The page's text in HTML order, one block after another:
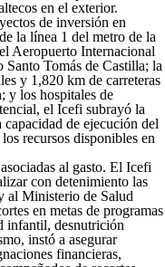
en el exterior.
de inversión en
la línea 1 del metro de la
Aeropuerto Internacional
Tomás de Castilla; la
y 1,820 km de carreteras
y los hospitales de
el Icefi subrayó la
capacidad de ejecución del
recursos disponibles en
al gasto. El Icefi
con detenimiento las
al Ministerio de Salud
en metas de programas
infantil, desnutrición
instó a asegurar
financieras,